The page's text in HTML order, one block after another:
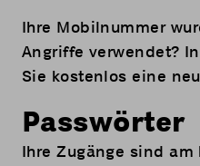
Ihre Mobilnummer
Angriffe verwendet?
Sie kostenlos eine
Passwörter
Ihre Zugänge sind